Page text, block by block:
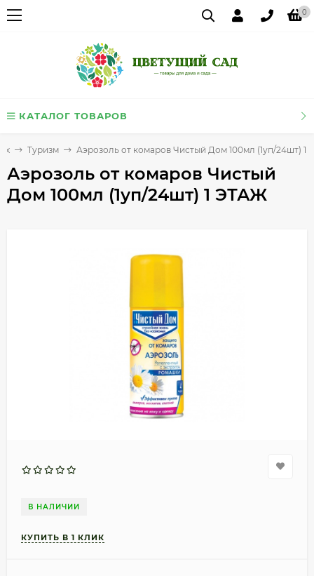
0
КАТАЛОГ ТОВАРОВ
Туризм Аэрозоль от комаров Чистый Дом 100мл (1уп/24шт) 1
Аэрозоль от комаров Чистый
Дом 100мл (1уп/24шт) 1 ЭТАЖ
В НАЛИЧИИ